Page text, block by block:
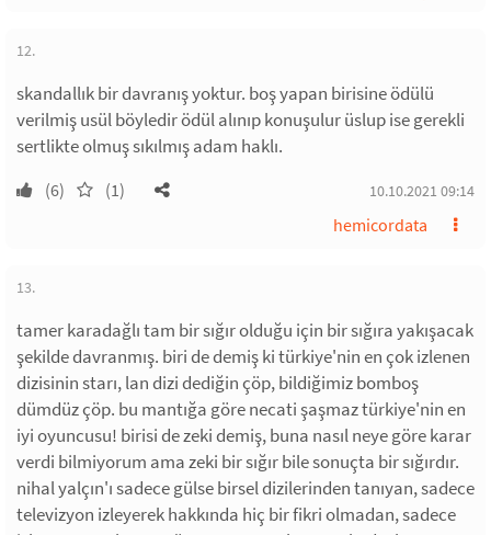
12.
skandallık bir davranış yoktur. boş yapan birisine ödülü
verilmiş usül böyledir ödül alınıp konuşulur üslup ise gerekli
sertlikte olmuş sıkılmış adam haklı.
(6) (1) 10.10.2021 09:14
hemicordata
13.
tamer karadağlı tam bir sığır olduğu için bir sığıra yakışacak
şekilde davranmış. biri de demiş ki türkiye'nin en çok izlenen
dizisinin starı, lan dizi dediğin çöp, bildiğimiz bomboş
dümdüz çöp. bu mantığa göre necati şaşmaz türkiye'nin en
iyi oyuncusu! birisi de zeki demiş, buna nasıl neye göre karar
verdi bilmiyorum ama zeki bir sığır bile sonuçta bir sığırdır.
nihal yalçın'ı sadece gülse birsel dizilerinden tanıyan, sadece
televizyon izleyerek hakkında hiç bir fikri olmadan, sadece